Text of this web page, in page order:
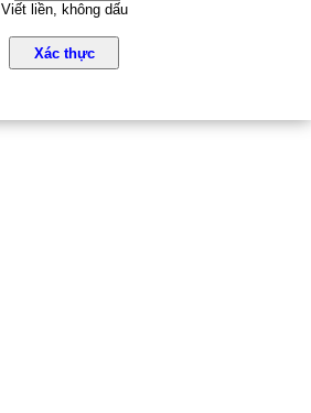
Viết liền, không dấu
Xác thực